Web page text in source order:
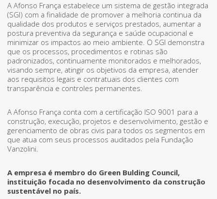
A Afonso França estabelece um sistema de gestão integrada
(SGI) com a finalidade de promover a melhoria continua da
qualidade dos produtos e serviços prestados, aumentar a
postura preventiva da segurança e saúde ocupacional e
minimizar os impactos ao meio ambiente. O SGI demonstra
que os processos, procedimentos e rotinas são
padronizados, continuamente monitorados e melhorados,
visando sempre, atingir os objetivos da empresa, atender
aos requisitos legais e contratuais dos clientes com
transparência e controles permanentes.
A Afonso França conta com a certificação ISO 9001 para a
construção, execução, projetos e desenvolvimento, gestão e
gerenciamento de obras civis para todos os segmentos em
que atua com seus processos auditados pela Fundação
Vanzolini.
A empresa é membro do Green Bulding Council,
instituição focada no desenvolvimento da construção
sustentável no país.